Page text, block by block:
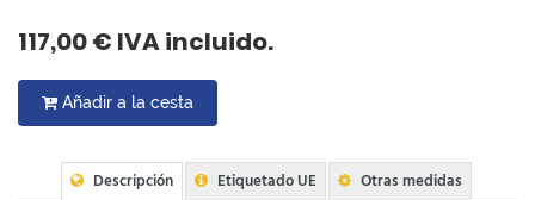
117,00 € IVA incluido.
Añadir a la cesta
Descripción Etiquetado UE Otras medidas